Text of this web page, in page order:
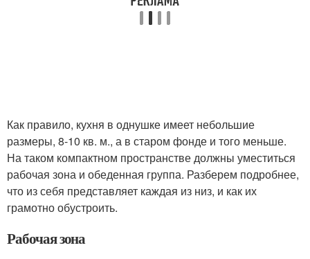
Как правило, кухня в однушке имеет небольшие
размеры, 8-10 кв. м., а в старом фонде и того меньше.
На таком компактном пространстве должны уместиться
рабочая зона и обеденная группа. Разберем подробнее,
что из себя представляет каждая из низ, и как их
грамотно обустроить.
Рабочая зона